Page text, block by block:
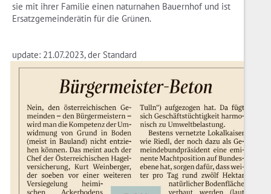
sie mit ihrer Familie einen naturnahen Bauernhof und ist
Ersatzgemeinderätin für die Grünen.
update: 21.07.2023, der Standard